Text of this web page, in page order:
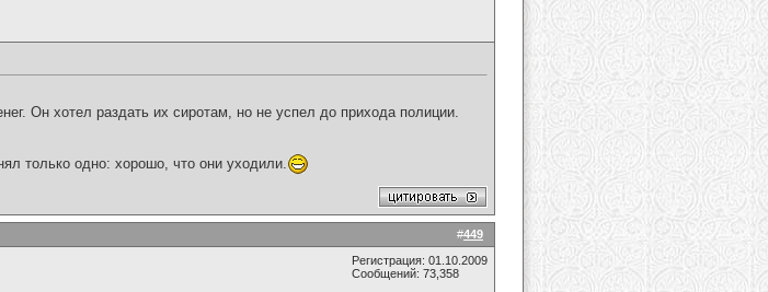
Он хотел раздать их сиротам, но не успел до прихода полиции.
только одно: хорошо, что они уходили.
#449
Регистрация: 01.10.2009
Сообщений: 73,358